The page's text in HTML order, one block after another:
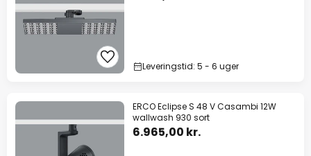
Leveringstid: 5 - 6 uger
ERCO Eclipse S 48 V Casambi 12W
wallwash 930 sort
6.965,00 kr.